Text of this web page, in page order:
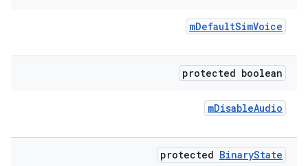
mDefaultSimVoice
protected boolean
mDisableAudio
protected BinaryState